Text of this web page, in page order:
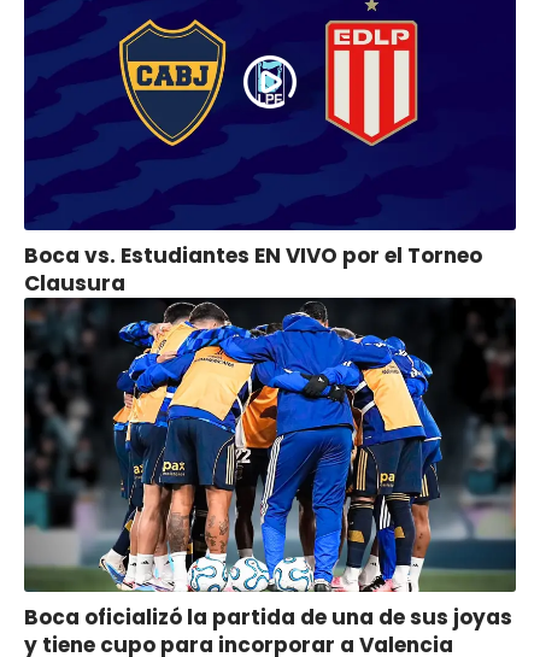
Boca vs. Estudiantes EN VIVO por el Torneo
Clausura
Boca oficializó la partida de una de sus joyas
y tiene cupo para incorporar a Valencia